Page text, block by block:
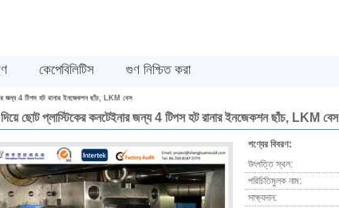
কেপেবিলিটিস গুণ নিশ্চিত করা
জন্য 4 টিপস হট রানার ইনজেকশন ছাঁচ, LKM বেস
দিয়ে ছোট প্লাস্টিকের কনটেইনার জন্য 4 টিপস হট রানার ইনজেকশন ছাঁচ, LKM বেস
পণ্যের বিবরণ:
উৎপত্তি স্থল:
পরিচিতিমুলক নাম:
সাক্ষ্যদান: